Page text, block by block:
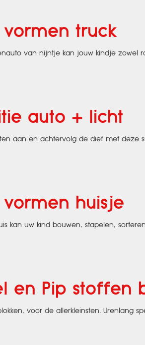
vormen truck
van nijntje kan jouw kindje zowel
auto + licht
aan en achtervolg de dief met deze
vormen huisje
kan uw kind bouwen, stapelen,
en Pip stoffen
voor de allerkleinsten. Urenlang